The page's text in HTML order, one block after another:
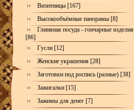
Визитницы [167]
Высокообъёмные панорамы [8]
Глиняная посуда - гончарные изделия
[86]
Гусли [12]
Женские украшения [28]
Заготовки под роспись (разные) [38]
Зажигалки [15]
Зажимы для денег [7]